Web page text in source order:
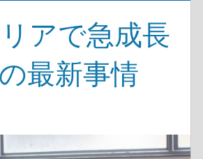
アで急成長
最新事情